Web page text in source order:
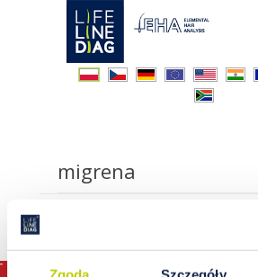
Lifelinediag
Elemental Hair Analysis
migrena